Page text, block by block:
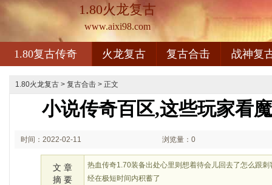
1.80火龙复古
www.aixi98.com
1.80复古传奇 火龙复古 复古合击 战神复
1.80火龙复古 > 复古合击 > 正文
小说传奇百区,这些玩家看
时间：2022-02-11 浏览量：0
文 章
摘 要
热血传奇1.70装备出处心里则想着待会儿回去了怎么跟
经在极短时间内积蓄了